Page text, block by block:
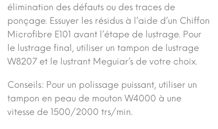
élimination des défauts ou des traces de
ponçage. Essuyer les résidus à l’aide d’un Chiffon
Microfibre E101 avant l’étape de lustrage. Pour
le lustrage final, utiliser un tampon de lustrage
W8207 et le lustrant Meguiar’s de votre choix.
Conseils: Pour un polissage puissant, utiliser un
tampon en peau de mouton W4000 à une
vitesse de 1500/2000 trs/min.